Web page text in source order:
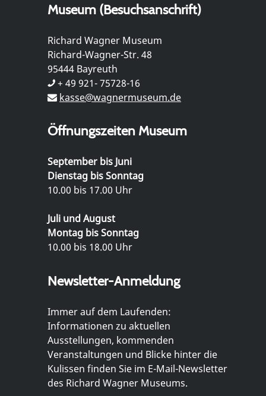
Museum (Besuchsanschrift)
Richard Wagner Museum
Richard-Wagner-Str. 48
95444 Bayreuth
+ 49 921- 75728-16
kasse@wagnermuseum.de
Öffnungszeiten Museum
September bis Juni
Dienstag bis Sonntag
10.00 bis 17.00 Uhr
Juli und August
Montag bis Sonntag
10.00 bis 18.00 Uhr
Newsletter-Anmeldung
Immer auf dem Laufenden:
Informationen zu aktuellen
Ausstellungen, kommenden
Veranstaltungen und Blicke hinter die
Kulissen finden Sie im E-Mail-Newsletter
des Richard Wagner Museums.